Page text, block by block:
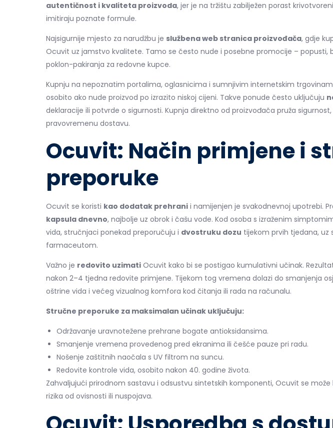
autentičnost i kvaliteta proizvoda, jer je na tržištu zabilježen porast
imitiraju poznate formule.
Najsigurnije mjesto za narudžbu je službena web stranica proizvođača, gdje
Ocuvit uz jamstvo kvalitete. Tamo se često nude i posebne promocije – popusti,
poklon-pakiranja za redovne kupce.
Kupnju na nepoznatim portalima, oglasnicima i sumnjivim internetskim
osobito ako nude proizvod po izrazito niskoj cijeni. Takve ponude često uključuju
deklaracije ili potvrde o sigurnosti. Kupnja direktno od proizvođača pruža
pravovremenu dostavu.
Ocuvit: Način primjene i
preporuke
Ocuvit se koristi kao dodatak prehrani i namijenjen je svakodnevnoj upotrebi.
kapsula dnevno, najbolje uz obrok i čašu vode. Kod osoba s izraženim
vida, stručnjaci ponekad preporučuju i dvostruku dozu tijekom prvih tjedana, uz
farmaceutom.
Važno je redovito uzimati Ocuvit kako bi se postigao kumulativni učinak.
nakon 2–4 tjedna redovite primjene. Tijekom tog vremena dolazi do smanjenja
oštrine vida i većeg vizualnog komfora kod čitanja ili rada na računalu.
Stručne preporuke za maksimalan učinak uključuju:
Održavanje uravnotežene prehrane bogate antioksidansima.
Smanjenje vremena provedenog pred ekranima ili češće pauze pri radu.
Nošenje zaštitnih naočala s UV filtrom na suncu.
Redovite kontrole vida, osobito nakon 40. godine života.
Zahvaljujući prirodnom sastavu i odsustvu sintetskih komponenti, Ocuvit se
rizika od ovisnosti ili nuspojava.